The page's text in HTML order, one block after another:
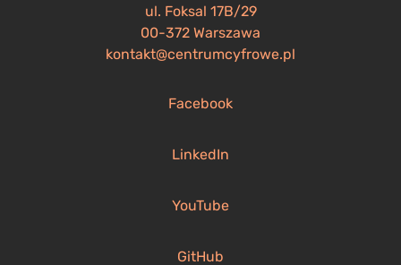
ul. Foksal 17B/29
00-372 Warszawa
kontakt@centrumcyfrowe.pl
Facebook
LinkedIn
YouTube
GitHub